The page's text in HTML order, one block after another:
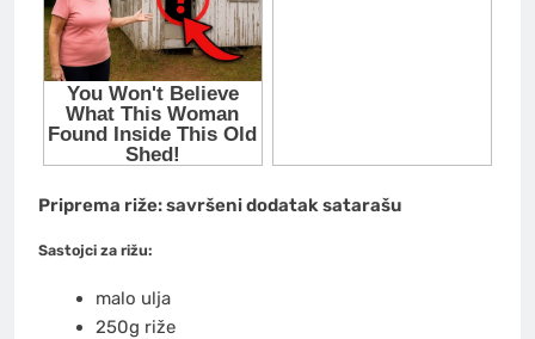
Priprema riže: savršeni dodatak satarašu
Sastojci za rižu:
malo ulja
250g riže